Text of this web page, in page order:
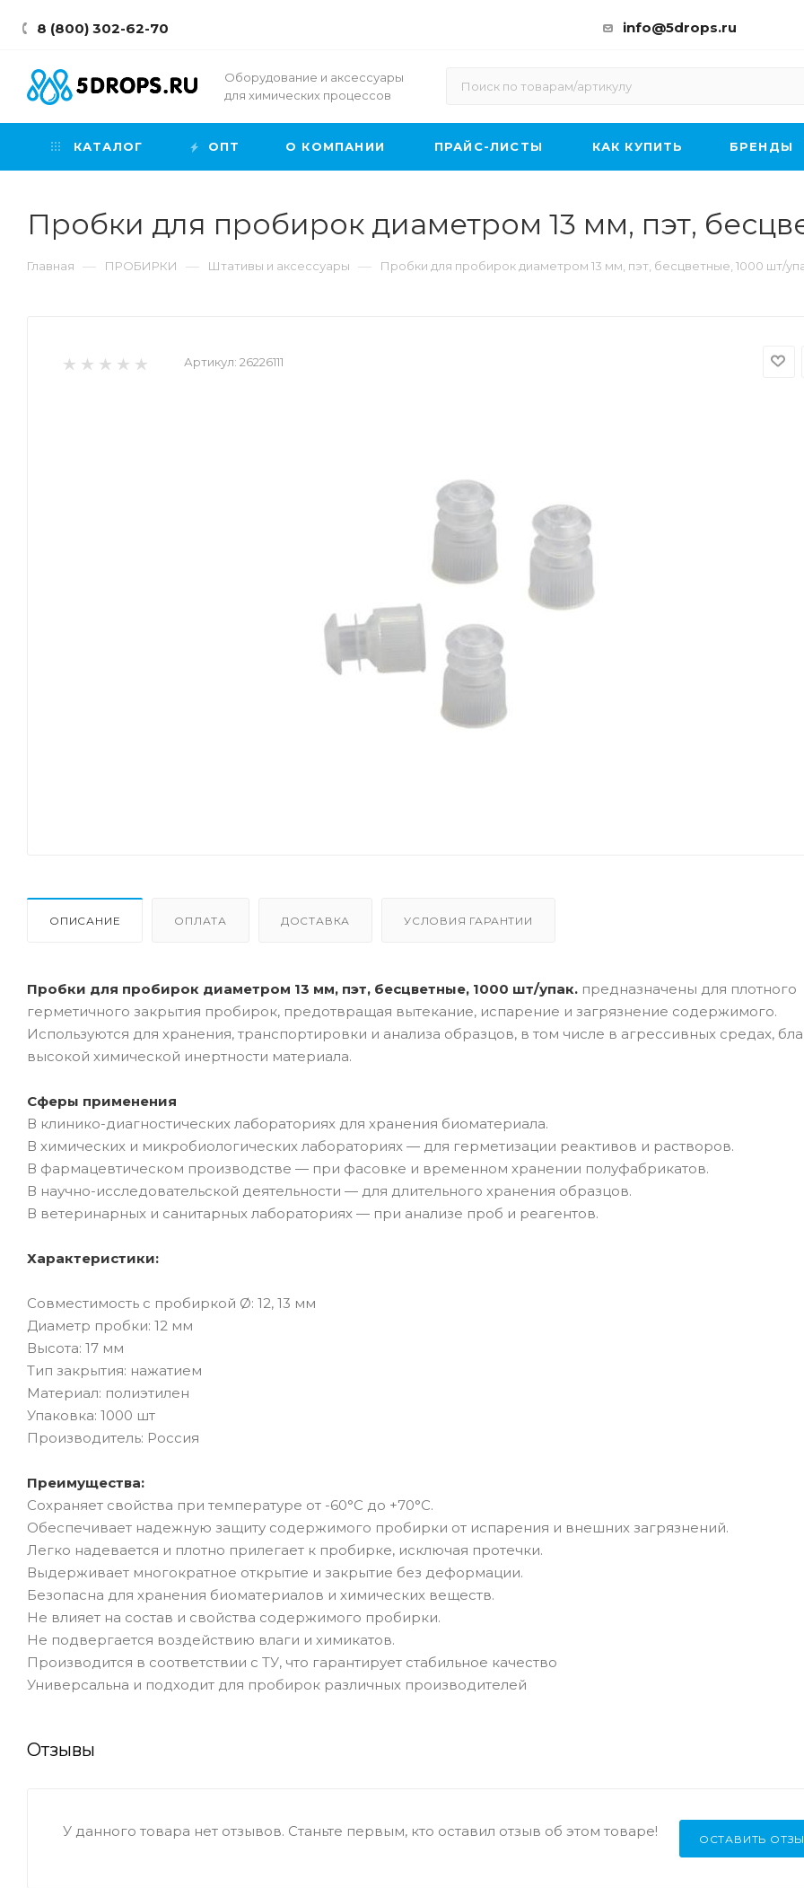
8 (800) 302-62-70 info@5drops.ru
Оборудование и аксессуары
для химических процессов
КАТАЛОГ ОПТ О КОМПАНИИ ПРАЙС-ЛИСТЫ КАК КУПИТЬ БРЕНДЫ
Пробки для пробирок диаметром 13 мм, пэт,
Главная — ПРОБИРКИ — Штативы и аксессуары — Пробки для пробирок диаметром 13 мм, пэт, бесцветные, 1000 шт/
Артикул: 26226111
ОПИСАНИЕ ОПЛАТА ДОСТАВКА УСЛОВИЯ ГАРАНТИИ
Пробки для пробирок диаметром 13 мм, пэт, бесцветные, 1000 шт/упак. предназначены для плотного
герметичного закрытия пробирок, предотвращая вытекание, испарение и загрязнение содержимого.
Используются для хранения, транспортировки и анализа образцов, в том числе в агрессивных средах,
высокой химической инертности материала.
Сферы применения
В клинико-диагностических лабораториях для хранения биоматериала.
В химических и микробиологических лабораториях — для герметизации реактивов и растворов.
В фармацевтическом производстве — при фасовке и временном хранении полуфабрикатов.
В научно-исследовательской деятельности — для длительного хранения образцов.
В ветеринарных и санитарных лабораториях — при анализе проб и реагентов.
Характеристики:
Совместимость с пробиркой Ø: 12, 13 мм
Диаметр пробки: 12 мм
Высота: 17 мм
Тип закрытия: нажатием
Материал: полиэтилен
Упаковка: 1000 шт
Производитель: Россия
Преимущества:
Сохраняет свойства при температуре от -60°C до +70°C.
Обеспечивает надежную защиту содержимого пробирки от испарения и внешних загрязнений.
Легко надевается и плотно прилегает к пробирке, исключая протечки.
Выдерживает многократное открытие и закрытие без деформации.
Безопасна для хранения биоматериалов и химических веществ.
Не влияет на состав и свойства содержимого пробирки.
Не подвергается воздействию влаги и химикатов.
Производится в соответствии с ТУ, что гарантирует стабильное качество
Универсальна и подходит для пробирок различных производителей
Отзывы
ОСТАВИТЬ
У данного товара нет отзывов. Станьте первым, кто оставил отзыв об этом товаре!